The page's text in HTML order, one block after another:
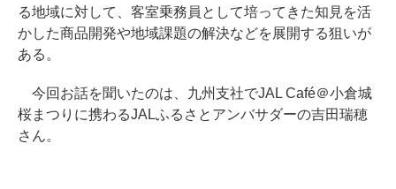
る地域に対して、客室乗務員として培ってきた知見を活
かした商品開発や地域課題の解決などを展開する狙いが
ある。
今回お話を聞いたのは、九州支社でJAL Café＠小倉城
桜まつりに携わるJALふるさとアンバサダーの吉田瑞穂
さん。